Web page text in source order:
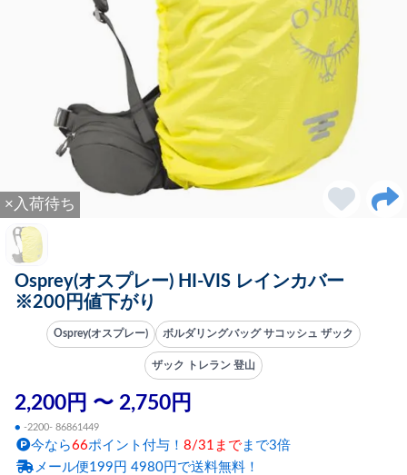
×入荷待ち
Osprey(オスプレー) HI-VIS レインカバー
※200円値下がり
Osprey(オスプレー) ボルダリングバッグ サコッシュ ザック
ザック トレラン 登山
2,200円 〜 2,750円
● -2200- 86861449
今なら66ポイント付与！ 8/31まで まで3倍
メール便199円 4980円で送料無料！